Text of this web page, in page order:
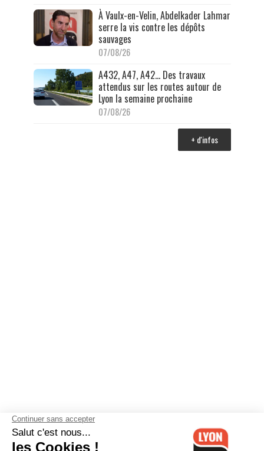
À Vaulx-en-Velin, Abdelkader Lahmar
serre la vis contre les dépôts
sauvages
07/08/26
A432, A47, A42… Des travaux
attendus sur les routes autour de
Lyon la semaine prochaine
07/08/26
+ d'infos